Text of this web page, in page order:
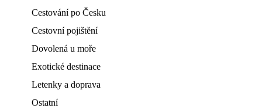
Cestování po Česku
Cestovní pojištění
Dovolená u moře
Exotické destinace
Letenky a doprava
Ostatní